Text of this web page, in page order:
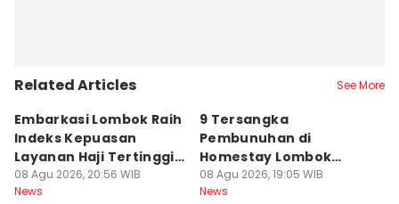
Related Articles See More
Embarkasi Lombok Raih
Indeks Kepuasan
Layanan Haji Tertinggi
Nasional
08 Agu 2026, 20:56 WIB
News
9 Tersangka
Pembunuhan di
Homestay Lombok
Barat Dilimpahkan ke
Jaksa
08 Agu 2026, 19:05 WIB
News